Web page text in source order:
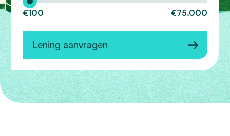
€100 €75.000
Lening aanvragen